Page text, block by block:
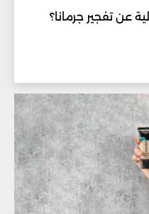
عن تفجير جرمانا؟